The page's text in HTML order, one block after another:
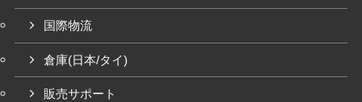
国際物流
倉庫(日本/タイ)
販売サポート